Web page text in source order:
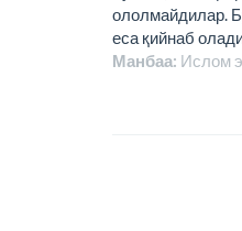
ололмайдилар.
еса қийнаб
Манбаа: Ислом